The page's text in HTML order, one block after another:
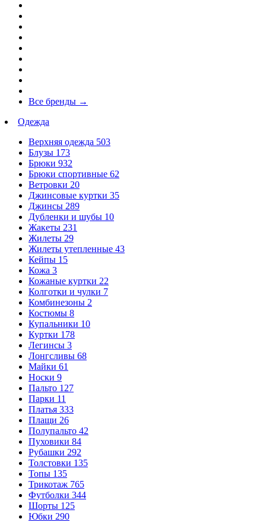
Все бренды →
Одежда
Верхняя одежда 503
Блузы 173
Брюки 932
Брюки спортивные 62
Ветровки 20
Джинсовые куртки 35
Джинсы 289
Дубленки и шубы 10
Жакеты 231
Жилеты 29
Жилеты утепленные 43
Кейпы 15
Кожа 3
Кожаные куртки 22
Колготки и чулки 7
Комбинезоны 2
Костюмы 8
Купальники 10
Куртки 178
Легинсы 3
Лонгсливы 68
Майки 61
Носки 9
Пальто 127
Парки 11
Платья 333
Плащи 26
Полупальто 42
Пуховики 84
Рубашки 292
Толстовки 135
Топы 135
Трикотаж 765
Футболки 344
Шорты 125
Юбки 290